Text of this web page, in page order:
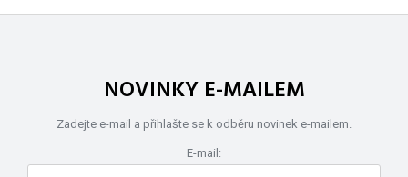
NOVINKY E-MAILEM
Zadejte e-mail a přihlašte se k odběru novinek e-mailem.
E-mail: